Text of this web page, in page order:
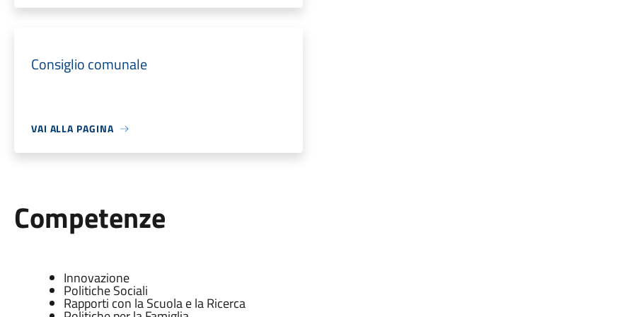
Consiglio comunale
VAI ALLA PAGINA
Competenze
Innovazione
Politiche Sociali
Rapporti con la Scuola e la Ricerca